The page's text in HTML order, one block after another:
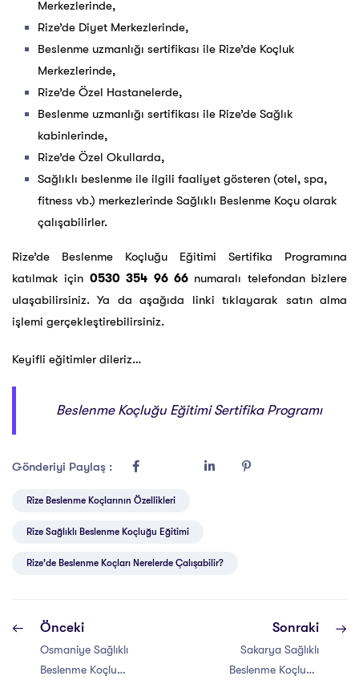
Merkezlerinde,
Rize’de Diyet Merkezlerinde,
Beslenme uzmanlığı sertifikası ile Rize’de Koçluk
Merkezlerinde,
Rize’de Özel Hastanelerde,
Beslenme uzmanlığı sertifikası ile Rize’de Sağlık
kabinlerinde,
Rize’de Özel Okullarda,
Sağlıklı beslenme ile ilgili faaliyet gösteren (otel, spa,
fitness vb.) merkezlerinde Sağlıklı Beslenme Koçu olarak
çalışabilirler.
Rize’de Beslenme Koçluğu Eğitimi Sertifika Programına
katılmak için 0530 354 96 66numaralı telefondan bizlere
ulaşabilirsiniz. Ya da aşağıda linki tıklayarak satın alma
işlemi gerçekleştirebilirsiniz.
Keyifli eğitimler dileriz…
Beslenme Koçluğu Eğitimi Sertifika Programı
Gönderiyi Paylaş :
Rize Beslenme Koçlarının Özellikleri
Rize Sağlıklı Beslenme Koçluğu Eğitimi
Rize'de Beslenme Koçları Nerelerde Çalışabilir?
Önceki
Osmaniye Sağlıklı
Beslenme Koçluğu
Sonraki
Sakarya Sağlıklı
Beslenme Koçluğu